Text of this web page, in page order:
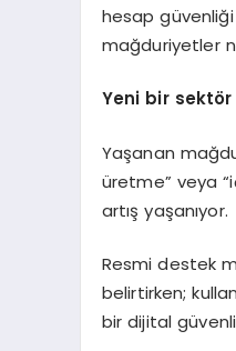
hesap güvenliği
mağduriyetler
Yeni bir
Yaşanan
üretme” veya
artış yaşanıyor.
Resmi destek
belirtirken;
bir dijital